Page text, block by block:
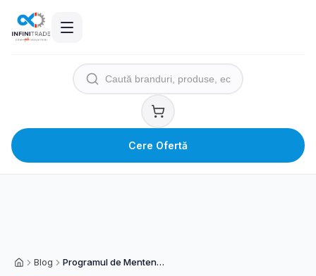
Cere Ofertă
AcasăBlog Programul de Mentenanta Care Ne-a Redus Interventiile de Urgenta cu 80%